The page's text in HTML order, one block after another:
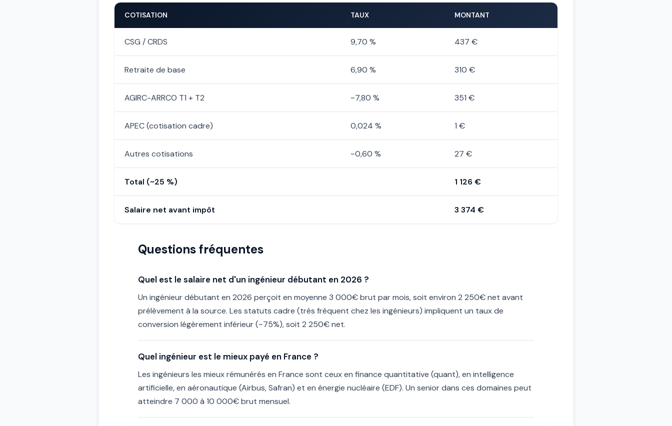
COTISATION TAUX MONTANT
CSG / CRDS 9,70 % 437 €
Retraite de base 6,90 % 310 €
AGIRC-ARRCO T1 + T2 ~7,80 % 351 €
APEC (cotisation cadre) 0,024 % 1 €
Autres cotisations ~0,60 % 27 €
Total (~25 %) 1 126 €
Salaire net avant impôt 3 374 €
Questions fréquentes
Quel est le salaire net d'un ingénieur débutant en 2026 ?
Un ingénieur débutant en 2026 perçoit en moyenne 3 000€ brut par mois, soit environ 2 250€ net avant
prélèvement à la source. Les statuts cadre (très fréquent chez les ingénieurs) impliquent un taux de
conversion légèrement inférieur (~75%), soit 2 250€ net.
Quel ingénieur est le mieux payé en France ?
Les ingénieurs les mieux rémunérés en France sont ceux en finance quantitative (quant), en intelligence
artificielle, en aéronautique (Airbus, Safran) et en énergie nucléaire (EDF). Un senior dans ces domaines peut
atteindre 7 000 à 10 000€ brut mensuel.